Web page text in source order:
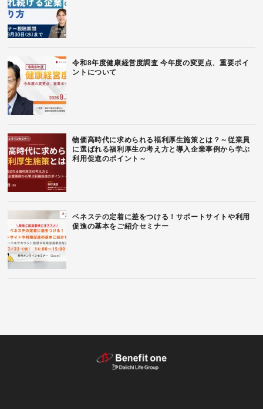
令和8年度健康経営度調査 今年度の変更点、重要ポイ
ントについて
物価高時代に求められる福利厚生施策とは？～従業員
に選ばれる福利厚生の考え方と導入企業事例から学ぶ
利用促進のポイント～
ベネステの定着に差をつける！サポートサイトや利用
促進の基本をご紹介セミナー